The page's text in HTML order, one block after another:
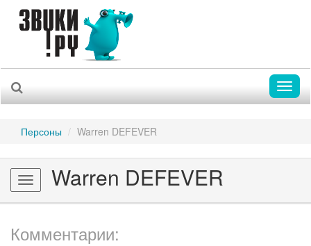
Персоны Warren DEFEVER
Toggle
navigation
Warren DEFEVER
Комментарии: